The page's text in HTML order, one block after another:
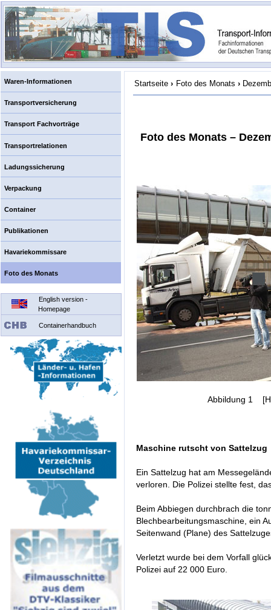
Waren-Informationen
Transportversicherung
Transport Fachvorträge
Transportrelationen
Ladungssicherung
Verpackung
Container
Publikationen
Havariekommissare
Foto des Monats
English version -
Homepage
Containerhandbuch
Startseite › Foto des Monats ›
Foto des Monats –
Abbildung 1
Maschine rutscht von Sattelzug
Ein Sattelzug hat am
verloren. Die Polizei stellte fest,
Beim Abbiegen durchbrach die
Blechbearbeitungsmaschine, ein
Seitenwand (Plane) des
Verletzt wurde bei dem Vorfall
Polizei auf 22 000 Euro.